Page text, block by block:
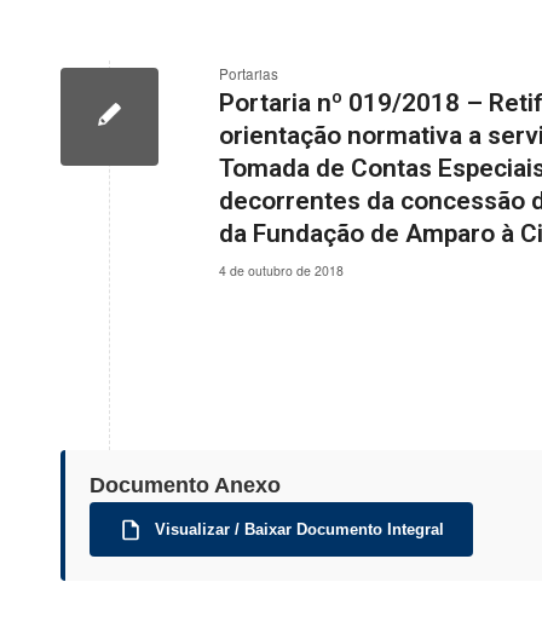
Portarias
Portaria nº 019/2018 –
orientação normativa a
Tomada de Contas
decorrentes da concessão
da Fundação de Amparo à
4 de outubro de 2018
Documento Anexo
Visualizar / Baixar Documento Integral